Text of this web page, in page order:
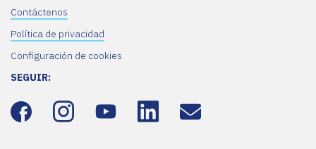
Contáctenos
Política de privacidad
Configuración de cookies
SEGUIR: